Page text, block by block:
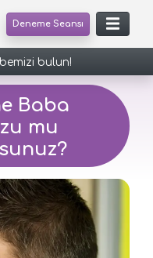
Deneme Seansı
bulun!
Baba
mu